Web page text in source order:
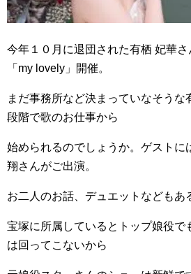
今年１０月に退団された有栖 妃華
「my lovely」開催。
まだ事務所など決まっていなそうな
段階で歌のお仕事から
始められるのでしょうか。ゲストに
翔さんがご出演。
お二人のお話、デュエットなどもあ
宝塚に所属しているとトップ娘役で
は回ってこないから